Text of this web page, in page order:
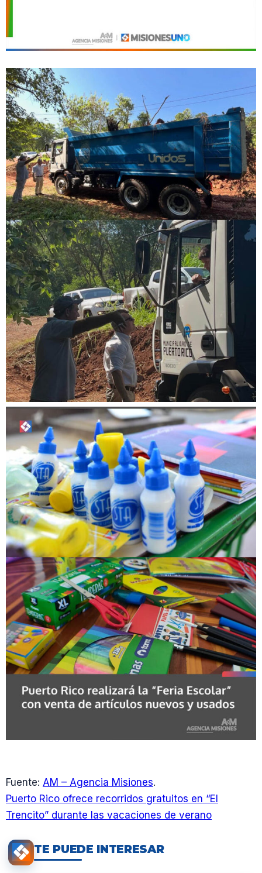
Fuente: AM – Agencia Misiones.
Puerto Rico ofrece recorridos gratuitos en “El
Trencito” durante las vacaciones de verano
TE PUEDE INTERESAR